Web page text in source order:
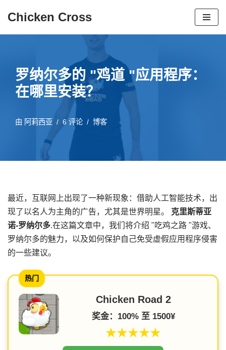
Chicken Cross
罗纳尔多的 "鸡道 "应用程序：
在哪里安装？
由 阿莉西亚 6 评论 博客
最近，互联网上出现了一种新现象：借助人工智能技术，出
现了以名人为主角的广告，尤其是世界明星。 克里斯蒂亚
诺-罗纳尔多.在这篇文章中，我们将介绍 "吃鸡之路 "游戏、
罗纳尔多的魅力，以及如何保护自己免受虚假应用程序侵害
的一些建议。
热门
Chicken Road 2
奖金：100% 至 1500¥
★★★★★